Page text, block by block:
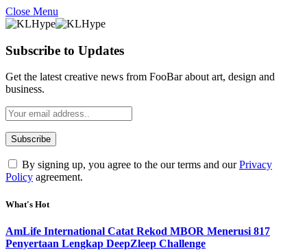
Close Menu
Subscribe to Updates
Get the latest creative news from FooBar about art, design and
business.
By signing up, you agree to the our terms and ourPrivacy
Policy agreement.
What's Hot
AmLife International Catat Rekod MBOR Menerusi 817
Penyertaan Lengkap DeepZleep Challenge